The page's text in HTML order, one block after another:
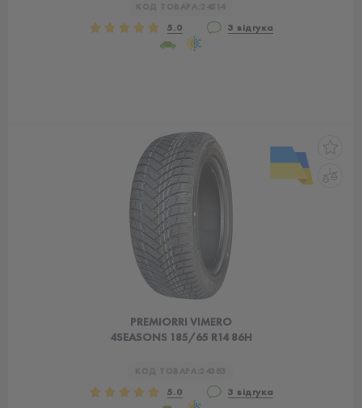
24514
5.0 3 відгука
PREMIORRI VIMERO
4SEASONS 185/65 R14 86H
24383
5.0 3 відгука